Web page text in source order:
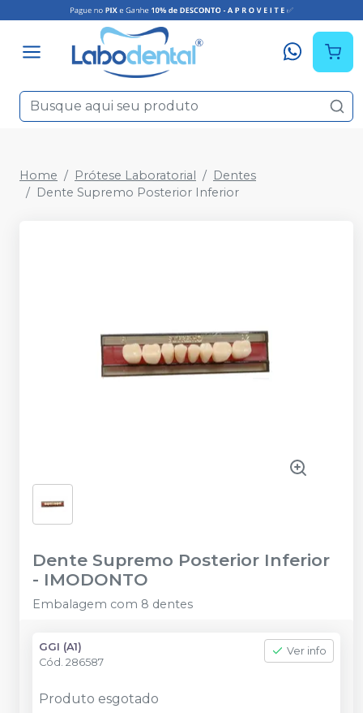
Home Prótese Laboratorial
Dentes
Dente Supremo Posterior Inferior
Dente Supremo Posterior Inferior
- IMODONTO
Embalagem com 8 dentes
GGI (A1)
Cód. 286587
Ver info
Produto esgotado